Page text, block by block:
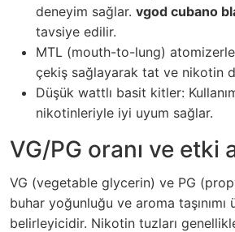
deneyim sağlar. vgod cubano
tavsiye edilir.
MTL (mouth-to-lung)
çekiş sağlayarak tat ve nikotin
Düşük wattlı basit kitler:
nikotinleriyle iyi uyum sağlar.
VG/PG oranı ve etki
VG (vegetable glycerin) ve PG
buhar yoğunluğu ve aroma taşınımı
belirleyicidir. Nikotin tuzları